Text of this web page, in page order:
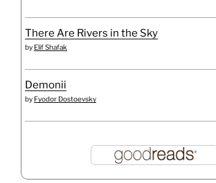
There Are Rivers in the Sky
by Elif Shafak
Demonii
by Fyodor Dostoevsky